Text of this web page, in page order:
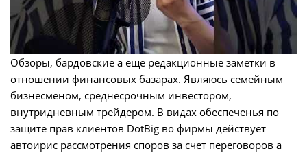
Обзоры, бардовские а еще редакционные заметки в
отношении финансовых базарах. Являюсь семейным
бизнесменом, среднесрочным инвестором,
внутридневным трейдером. В видах обеспеченья по
защите прав клиентов DotBig во фирмы действует
автоирис рассмотрения споров за счет переговоров а